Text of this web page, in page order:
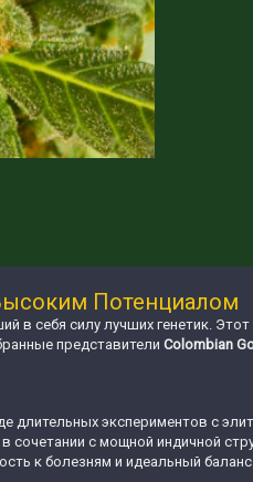
Потенциалом
в себя силу лучших генетик.
представители Colombian
экспериментов с
сочетании с мощной индичной
к болезням и идеальный